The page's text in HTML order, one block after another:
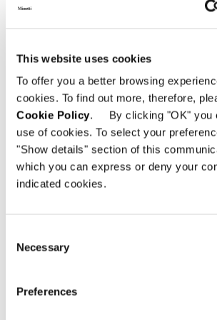
This website uses cookies
To offer you a better browsing
cookies. To find out more, therefore,
Cookie Policy. By clicking "OK" you
use of cookies. To select your
"Show details" section of this
which you can express or deny your
indicated cookies.
Selection
Necessary
Preferences